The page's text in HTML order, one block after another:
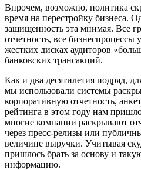
Впрочем, возможно, политика
время на перестройку бизнеса.
защищенность эта мнимая. Все
отчетность, все
жестких дисках аудиторов
банковских трансакций.
Как и два десятилетия подряд,
мы использовали системы
корпоративную отчетность,
рейтинга в этом году нам
многие компании раскрывают
через пресс-релизы или
величине выручки. Учитывая
пришлось брать за основу и
информацию.